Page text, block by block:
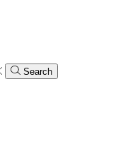
Search